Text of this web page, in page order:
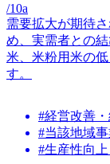
/10a
需要拡大が期待
め、実需者との
米、米粉用米の
す。
#経営改善
#当該地域
#生産性向